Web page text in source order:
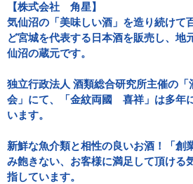
【株式会社 角星】
気仙沼の「美味しい酒」を造り続けて
ど宮城を代表する日本酒を販売し、地
仙沼の蔵元です。
独立行政法人 酒類総合研究所主催の
会」にて、「金紋両國 喜祥」は多年
います。
新鮮な魚介類と相性の良いお酒！「創
み飽きない、お客様に満足して頂ける
指しています。